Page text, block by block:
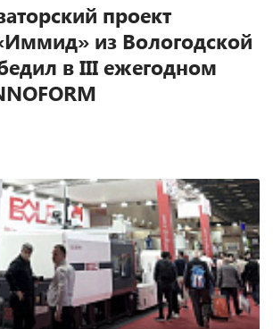
проект
из Вологодской
в III ежегодном